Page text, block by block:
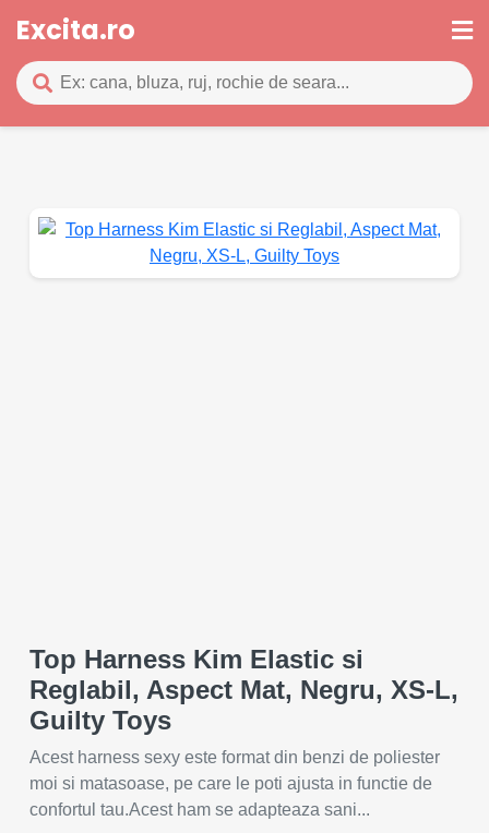
Excita.ro
Top Harness Kim Elastic si
Reglabil, Aspect Mat, Negru, XS-L,
Guilty Toys
Acest harness sexy este format din benzi de poliester
moi si matasoase, pe care le poti ajusta in functie de
confortul tau.Acest ham se adapteaza sani...